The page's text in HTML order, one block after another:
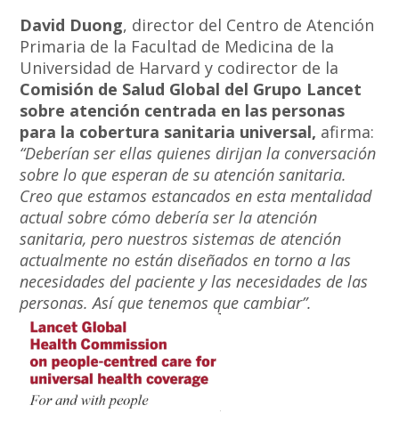
David Duong, director del Centro de Atención
Primaria de la Facultad de Medicina de la
Universidad de Harvard y codirector de la
Comisión de Salud Global del Grupo Lancet
sobre atención centrada en las personas
para la cobertura sanitaria universal, afirma:
“Deberían ser ellas quienes dirijan la conversación
sobre lo que esperan de su atención sanitaria.
Creo que estamos estancados en esta mentalidad
actual sobre cómo debería ser la atención
sanitaria, pero nuestros sistemas de atención
actualmente no están diseñados en torno a las
necesidades del paciente y las necesidades de las
personas. Así que tenemos que cambiar”.